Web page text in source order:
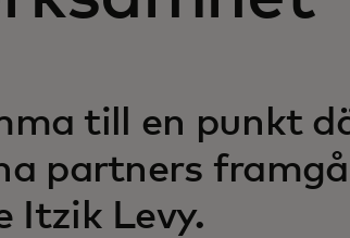
till en punkt
partners
Itzik Levy.